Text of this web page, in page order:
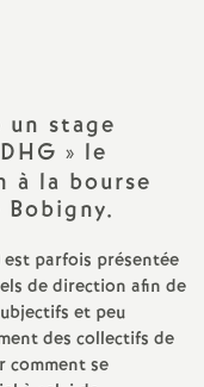
t
i
o
n
un stage
DHG » le
à la bourse
est parfois présentée
de direction afin de
et peu
des collectifs de
comment se